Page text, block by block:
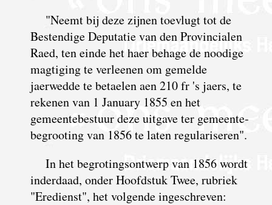
"Neemt bij deze zijnen toevlugt tot de
Bestendige Deputatie van den Provincialen
Raed, ten einde het haer behage de noodige
magtiging te verleenen om gemelde
jaerwedde te betaelen aen 210 fr 's jaers, te
rekenen van 1 January 1855 en het
gemeentebestuur deze uitgave ter gemeente­
begrooting van 1856 te laten regulariseren".
In het begrotingsontwerp van 1856 wordt
inderdaad, onder Hoofdstuk Twee, rubriek
"Eredienst", het volgende ingeschreven: